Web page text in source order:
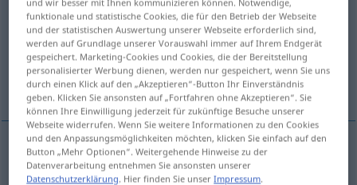
Übersicht aller Übersetzungen
(Für mehr Details die Übersetzung anklicken/antippen)
ornamentation
ornamentation Zierwerk
funktionale und statistische Cookies, die für den Betrieb der Webseite
und der statistischen Auswertung unserer Webseite erforderlich sind,
werden auf Grundlage unserer Vorauswahl immer auf Ihrem Endgerät
gespeichert. Marketing-Cookies und Cookies, die der Bereitstellung
personalisierter Werbung dienen, werden nur gespeichert, wenn Sie uns
durch einen Klick auf den „Akzeptieren“-Button Ihr Einverständnis
geben. Klicken Sie ansonsten auf „Fortfahren ohne Akzeptieren“. Sie
können Ihre Einwilligung jederzeit für zukünftige Besuche unserer
Webseite widerrufen. Wenn Sie weitere Informationen zu den Cookies
und den Anpassungsmöglichkeiten möchten, klicken Sie einfach auf den
Button „Mehr Optionen“. Weitergehende Hinweise zu der
Datenverarbeitung entnehmen Sie ansonsten unserer
Datenschutzerklärung . Hier finden Sie unserImpressum